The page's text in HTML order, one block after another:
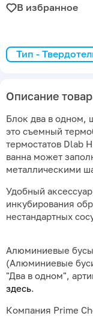
В избранное
Тип -
Описание
Блок два в одном,
это съемный
термостатов Dlab
ванна может
металлическими
Удобный
инкубирования
нестандартных
Алюминиевые бусы
(Алюминиевые
"Два в одном",
здесь.
Компания Prime